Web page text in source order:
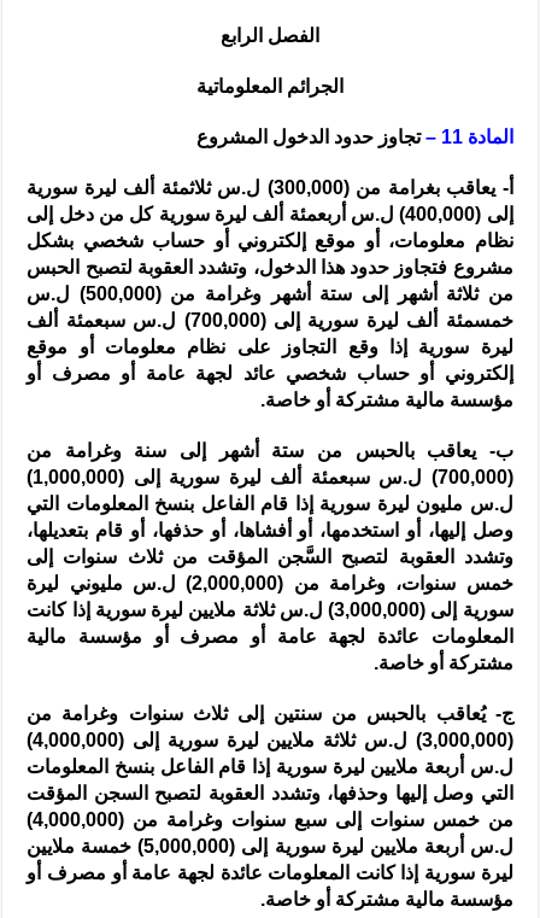
الفصل الرابع
الجرائم المعلوماتية
المادة 11 – تجاوز حدود الدخول المشروع
أ- يعاقب بغرامة من (300,000) ل.س ثلاثمئة ألف ليرة سورية
إلى (400,000) ل.س أربعمئة ألف ليرة سورية كل من دخل إلى
نظام معلومات، أو موقع إلكتروني أو حساب شخصي بشكل
مشروع فتجاوز حدود هذا الدخول، وتشدد العقوبة لتصبح الحبس
من ثلاثة أشهر إلى ستة أشهر وغرامة من (500,000) ل.س
خمسمئة ألف ليرة سورية إلى (700,000) ل.س سبعمئة ألف
ليرة سورية إذا وقع التجاوز على نظام معلومات أو موقع
إلكتروني أو حساب شخصي عائد لجهة عامة أو مصرف أو
مؤسسة مالية مشتركة أو خاصة.
ب- يعاقب بالحبس من ستة أشهر إلى سنة وغرامة من
(700,000) ل.س سبعمئة ألف ليرة سورية إلى (1,000,000)
ل.س مليون ليرة سورية إذا قام الفاعل بنسخ المعلومات التي
وصل إليها، أو استخدمها، أو أفشاها، أو حذفها، أو قام بتعديلها،
وتشدد العقوبة لتصبح السَّجن المؤقت من ثلاث سنوات إلى
خمس سنوات، وغرامة من (2,000,000) ل.س مليوني ليرة
سورية إلى (3,000,000) ل.س ثلاثة ملايين ليرة سورية إذا كانت
المعلومات عائدة لجهة عامة أو مصرف أو مؤسسة مالية
مشتركة أو خاصة.
ج- يُعاقب بالحبس من سنتين إلى ثلاث سنوات وغرامة من
(3,000,000) ل.س ثلاثة ملايين ليرة سورية إلى (4,000,000)
ل.س أربعة ملايين ليرة سورية إذا قام الفاعل بنسخ المعلومات
التي وصل إليها وحذفها، وتشدد العقوبة لتصبح السجن المؤقت
من خمس سنوات إلى سبع سنوات وغرامة من (4,000,000)
ل.س أربعة ملايين ليرة سورية إلى (5,000,000) خمسة ملايين
ليرة سورية إذا كانت المعلومات عائدة لجهة عامة أو مصرف أو
مؤسسة مالية مشتركة أو خاصة.